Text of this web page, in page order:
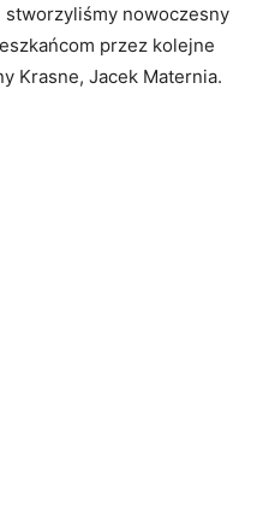
nowoczesny
przez kolejne
Krasne, Jacek Maternia.